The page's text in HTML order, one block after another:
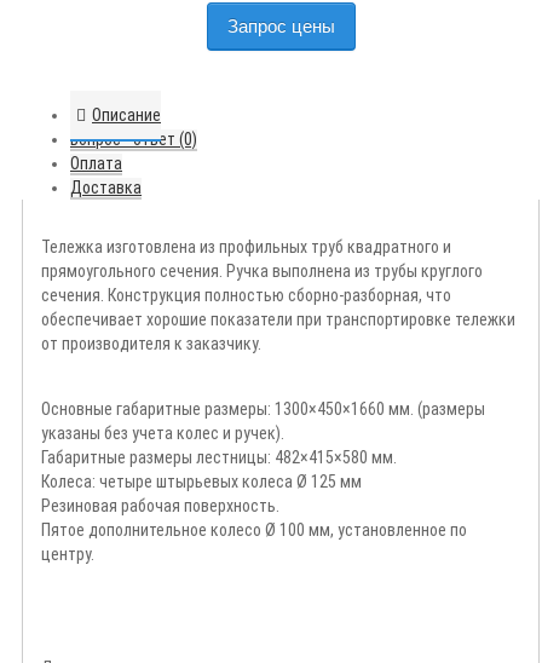
Запрос цены
Описание
Вопрос - ответ (0)
Оплата
Доставка
Тележка изготовлена из профильных труб квадратного и
прямоугольного сечения. Ручка выполнена из трубы круглого
сечения. Конструкция полностью сборно-разборная, что
обеспечивает хорошие показатели при транспортировке тележки
от производителя к заказчику.
Основные габаритные размеры: 1300×450×1660 мм. (размеры
указаны без учета колес и ручек).
Габаритные размеры лестницы: 482×415×580 мм.
Колеса: четыре штырьевых колеса Ø 125 мм
Резиновая рабочая поверхность.
Пятое дополнительное колесо Ø 100 мм, установленное по
центру.